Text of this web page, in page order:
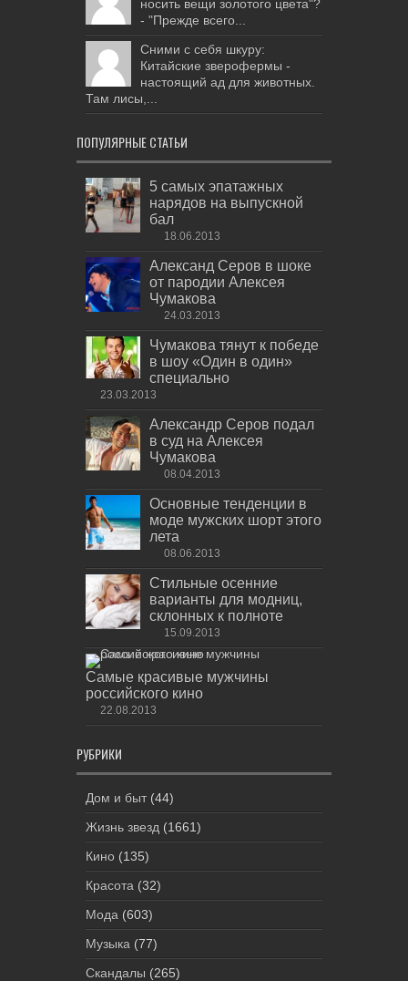
носить вещи золотого цвета"?
- "Прежде всего...
Сними с себя шкуру:
Китайские зверофермы -
настоящий ад для животных.
Там лисы,...
ПОПУЛЯРНЫЕ СТАТЬИ
5 самых эпатажных
нарядов на выпускной
бал
18.06.2013
Александ Серов в шоке
от пародии Алексея
Чумакова
24.03.2013
Чумакова тянут к победе
в шоу «Один в один»
специально
23.03.2013
Александр Серов подал
в суд на Алексея
Чумакова
08.04.2013
Основные тенденции в
моде мужских шорт этого
лета
08.06.2013
Стильные осенние
варианты для модниц,
склонных к полноте
15.09.2013
Самые красивые мужчины
российского кино
22.08.2013
РУБРИКИ
Дом и быт (44)
Жизнь звезд (1661)
Кино (135)
Красота (32)
Мода (603)
Музыка (77)
Скандалы (265)